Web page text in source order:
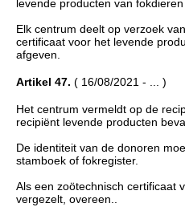
levende producten van
Elk centrum deelt op verzoek
certificaat voor het levende
afgeven.
Artikel 47. ( 16/08/2021 - ... )
Het centrum vermeldt op de
recipiënt levende producten
De identiteit van de donoren
stamboek of fokregister.
Als een zoötechnisch certificaat
vergezelt, overeen..